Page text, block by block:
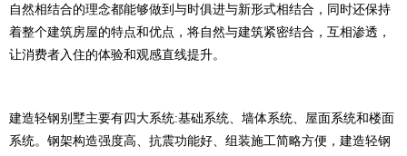
自然相结合的理念都能够做到与时俱进与新形式相结合，同时还保持
着整个建筑房屋的特点和优点，将自然与建筑紧密结合，互相渗透，
让消费者入住的体验和观感直线提升。
建造轻钢别墅主要有四大系统:基础系统、墙体系统、屋面系统和楼面
系统。钢架构造强度高、抗震功能好、组装施工简略方便，建造轻钢